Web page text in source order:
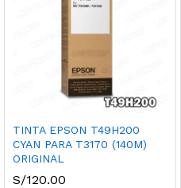
TINTA EPSON T49H200
CYAN PARA T3170 (140M)
ORIGINAL
S/120.00